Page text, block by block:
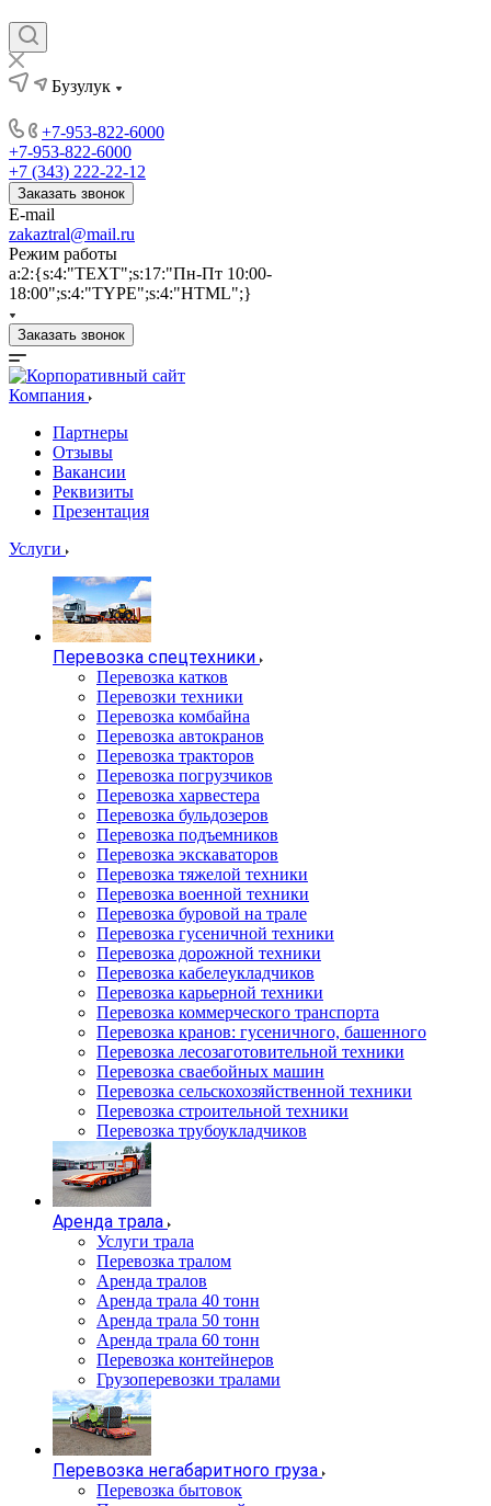
Бузулук
+7-953-822-6000
+7-953-822-6000
+7 (343) 222-22-12
Заказать звонок
E-mail
zakaztral@mail.ru
Режим работы
a:2:{s:4:"TEXT";s:17:"Пн-Пт 10:00-
18:00";s:4:"TYPE";s:4:"HTML";}
Заказать звонок
Компания
Партнеры
Отзывы
Вакансии
Реквизиты
Презентация
Услуги
Перевозка спецтехники
Перевозка катков
Перевозки техники
Перевозка комбайна
Перевозка автокранов
Перевозка тракторов
Перевозка погрузчиков
Перевозка харвестера
Перевозка бульдозеров
Перевозка подъемников
Перевозка экскаваторов
Перевозка тяжелой техники
Перевозка военной техники
Перевозка буровой на трале
Перевозка гусеничной техники
Перевозка дорожной техники
Перевозка кабелеукладчиков
Перевозка карьерной техники
Перевозка коммерческого транспорта
Перевозка кранов: гусеничного, башенного
Перевозка лесозаготовительной техники
Перевозка сваебойных машин
Перевозка сельскохозяйственной техники
Перевозка строительной техники
Перевозка трубоукладчиков
Аренда трала
Услуги трала
Перевозка тралом
Аренда тралов
Аренда трала 40 тонн
Аренда трала 50 тонн
Аренда трала 60 тонн
Перевозка контейнеров
Грузоперевозки тралами
Перевозка негабаритного груза
Перевозка бытовок